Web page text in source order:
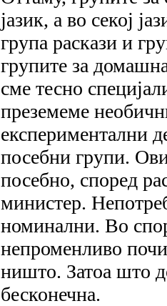
јазик, а во секој
група раскази и
групите за
сме тесно
преземеме
експериментални
посебни групи.
посебно, според
министер.
номинални. Во
непроменливо
ништо. Затоа што
бесконечна.